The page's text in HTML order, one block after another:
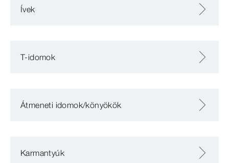
Ívek
T-idomok
Átmeneti idomok/könyökök
Karmantyúk